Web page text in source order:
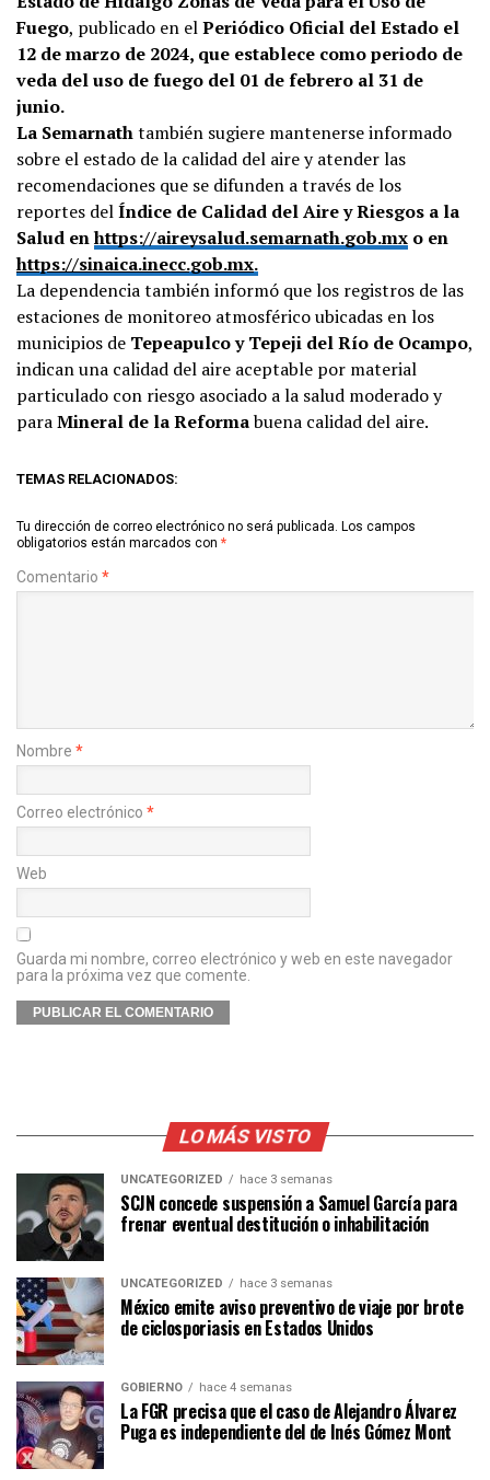
Fuego, publicado en elPeriódico Oficial del Estado el
12 de marzo de 2024, que establece como periodo de
veda del uso de fuego del 01 de febrero al 31 de
junio.
La Semarnathtambién sugiere mantenerse informado
sobre el estado de la calidad del aire y atender las
recomendaciones que se difunden a través de los
reportes delÍndice de Calidad del Aire y Riesgos a la
Salud enhttps://aireysalud.semarnath.gob.mx o en
https://sinaica.inecc.gob.mx.
La dependencia también informó que los registros de las
estaciones de monitoreo atmosférico ubicadas en los
municipios de Tepeapulco y Tepeji del Río de Ocampo,
indican una calidad del aire aceptable por material
particulado con riesgo asociado a la salud moderado y
paraMineral de la Reformabuena calidad del aire.
TEMAS RELACIONADOS:
Tu dirección de correo electrónico no será publicada. Los campos
obligatorios están marcados con *
Comentario *
Nombre *
Correo electrónico *
Web
Guarda mi nombre, correo electrónico y web en este navegador
para la próxima vez que comente.
LO MÁS VISTO
UNCATEGORIZED hace 3 semanas
SCJN concede suspensión a Samuel García para
frenar eventual destitución o inhabilitación
UNCATEGORIZED hace 3 semanas
México emite aviso preventivo de viaje por brote
de ciclosporiasis en Estados Unidos
GOBIERNO hace 4 semanas
La FGR precisa que el caso de Alejandro Álvarez
Puga es independiente del de Inés Gómez Mont